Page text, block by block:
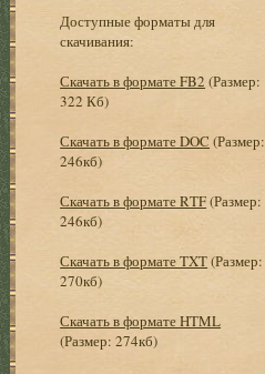
Доступные форматы для
скачивания:
Скачать в формате FB2 (Размер:
322 Кб)
Скачать в формате DOC (Размер:
246кб)
Скачать в формате RTF(Размер:
246кб)
Скачать в формате TXT(Размер:
270кб)
Скачать в формате HTML
(Размер: 274кб)